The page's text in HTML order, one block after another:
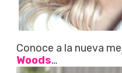
Conoce a la nueva
Woods…